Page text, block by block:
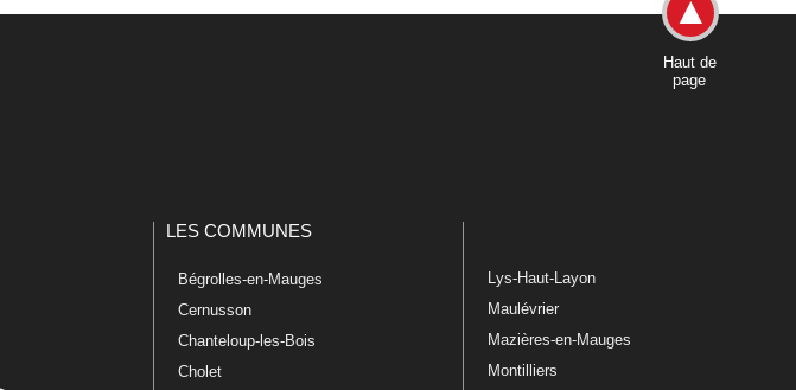
Haut de
page
LES COMMUNES
Bégrolles-en-Mauges
Cernusson
Chanteloup-les-Bois
Cholet
Lys-Haut-Layon
Maulévrier
Mazières-en-Mauges
Montilliers